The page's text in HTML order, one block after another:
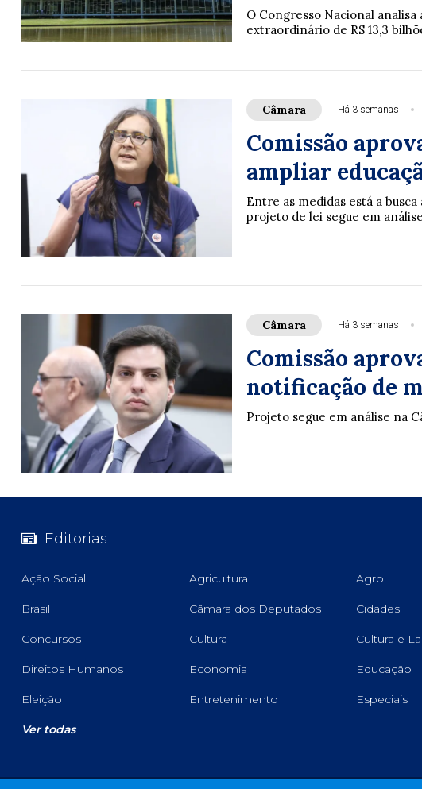
O Congresso Nacional
extraordinário de R$ 13,3
Câmara Há 3 semanas
Comissão
ampliar
Entre as medidas está a
projeto de lei segue em
Câmara Há 3 semanas
Comissão
notificação de
Projeto segue em análise na
Editorias
Ação Social Agricultura Agro
Brasil Câmara dos Deputados Cidades
Concursos Cultura Cultura e
Direitos Humanos Economia Educação
Eleição Entretenimento Especiais
Ver todas